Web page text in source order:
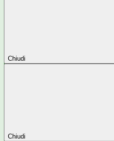
Chiudi
Chiudi